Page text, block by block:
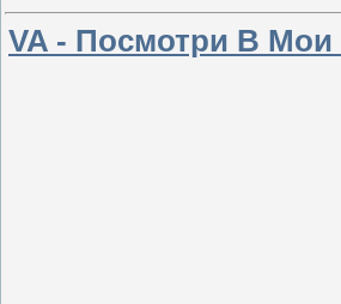
VA - Посмотри В Мои